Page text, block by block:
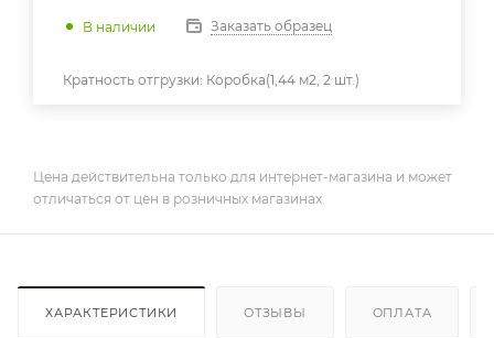
В наличии Заказать образец
Кратность отгрузки: Коробка(1,44 м2, 2 шт.)
Цена действительна только для интернет-магазина и может
отличаться от цен в розничных магазинах
ХАРАКТЕРИСТИКИ ОТЗЫВЫ ОПЛАТА